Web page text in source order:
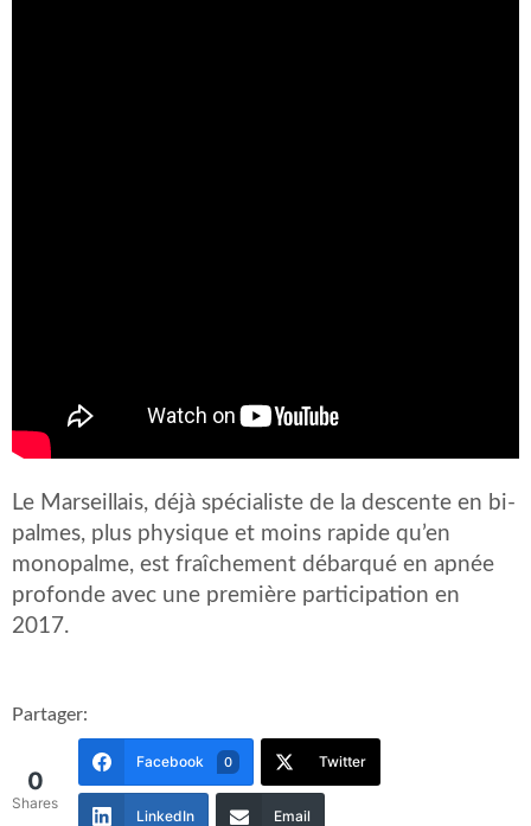
Le Marseillais, déjà spécialiste de la descente en bi-
palmes, plus physique et moins rapide qu’en
monopalme, est fraîchement débarqué en apnée
profonde avec une première participation en
2017.
Partager:
0
Shares
Facebook 0 Twitter
LinkedIn Email